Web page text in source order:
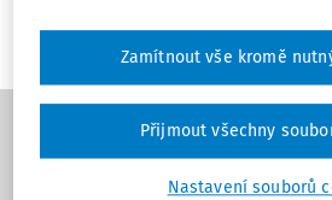
Nastavení souborů
Zamítnout vše kromě
Přijmout všechny